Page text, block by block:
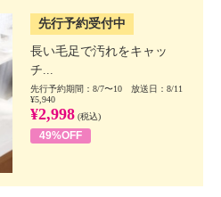
先行予約受付中
長い毛足で汚れをキャッ
チ...
先行予約期間：8/7〜10 放送日：8/11
¥5,940
¥2,998 (税込)
49%OFF